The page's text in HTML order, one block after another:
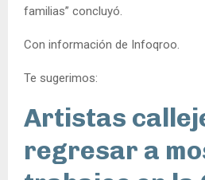
familias” concluyó.
Con información de Infoqroo.
Te sugerimos:
Artistas
regresar a